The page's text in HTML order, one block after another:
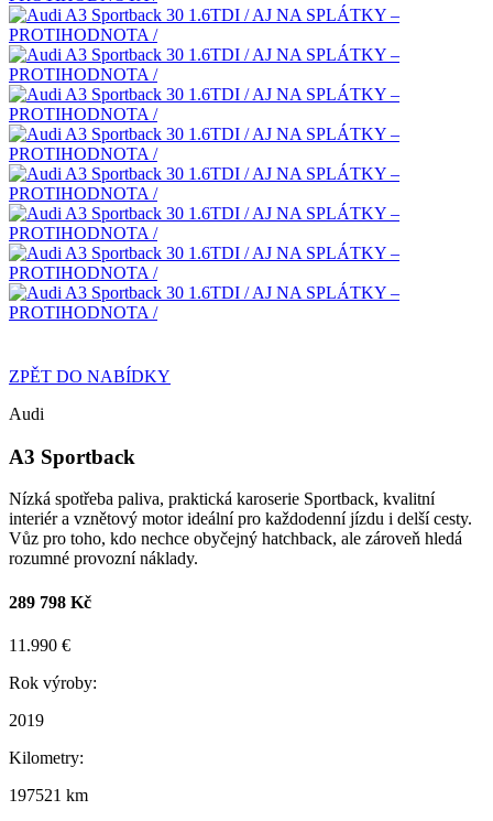
ZPĚT DO NABÍDKY
Audi
A3 Sportback
Nízká spotřeba paliva, praktická karoserie Sportback, kvalitní
interiér a vznětový motor ideální pro každodenní jízdu i delší cesty.
Vůz pro toho, kdo nechce obyčejný hatchback, ale zároveň hledá
rozumné provozní náklady.
289 798 Kč
11.990 €
Rok výroby:
2019
Kilometry:
197521 km